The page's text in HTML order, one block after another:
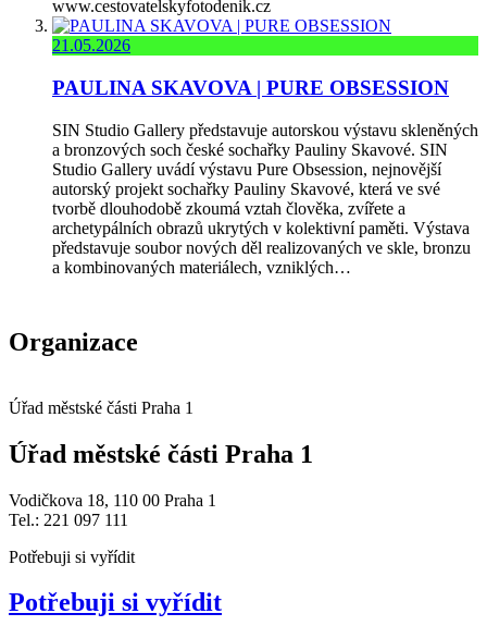
www.cestovatelskyfotodenik.cz
21.05.2026
PAULINA SKAVOVA | PURE OBSESSION
SIN Studio Gallery představuje autorskou výstavu skleněných
a bronzových soch české sochařky Pauliny Skavové. SIN
Studio Gallery uvádí výstavu Pure Obsession, nejnovější
autorský projekt sochařky Pauliny Skavové, která ve své
tvorbě dlouhodobě zkoumá vztah člověka, zvířete a
archetypálních obrazů ukrytých v kolektivní paměti. Výstava
představuje soubor nových děl realizovaných ve skle, bronzu
a kombinovaných materiálech, vzniklých…
Organizace
Úřad městské části Praha 1
Úřad městské části Praha 1
Vodičkova 18, 110 00 Praha 1
Tel.: 221 097 111
Potřebuji si vyřídit
Potřebuji si vyřídit